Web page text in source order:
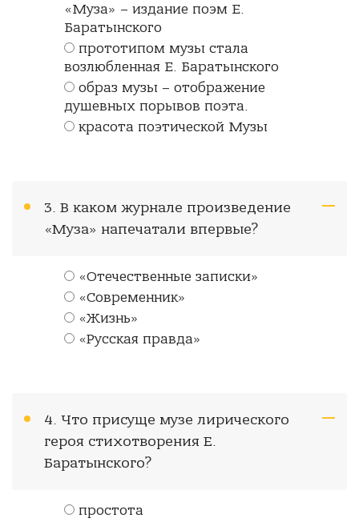
«Муза» – издание поэм Е.
Баратынского
прототипом музы стала
возлюбленная Е. Баратынского
образ музы – отображение
душевных порывов поэта.
красота поэтической Музы
3. В каком журнале произведение
«Муза» напечатали впервые?
«Отечественные записки»
«Современник»
«Жизнь»
«Русская правда»
4. Что присуще музе лирического
героя стихотворения Е.
Баратынского?
простота